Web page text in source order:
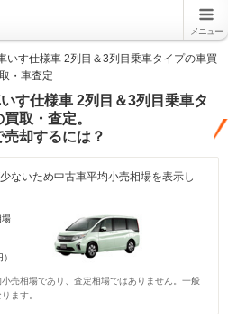
メニュー
いす仕様車 2列目＆3列目乗車タイプの車買
取・車査定
す仕様車 2列目＆3列目乗車タ
取・査定。
却するには？
ないため中古車平均小売相場を表示し
売相場であり、査定相場ではありません。一般
ます。